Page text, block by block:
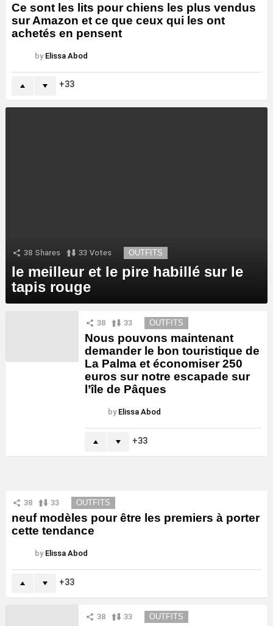
Ce sont les lits pour chiens les plus vendus
sur Amazon et ce que ceux qui les ont
achetés en pensent
by Elissa Abod
33
38 Shares 33 Votes OUTFITS
le meilleur et le pire habillé sur le
tapis rouge
38 33 OUTFITS
Nous pouvons maintenant
demander le bon touristique de
La Palma et économiser 250
euros sur notre escapade sur
l’île de Pâques
by Elissa Abod
33
38 33 OUTFITS
neuf modèles pour être les premiers à porter
cette tendance
by Elissa Abod
33
38 33 OUTFITS